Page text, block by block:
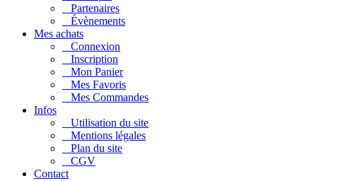
Partenaires
Évènements
Mes achats
Connexion
Inscription
Mon Panier
Mes Favoris
Mes Commandes
Infos
Utilisation du site
Mentions légales
Plan du site
CGV
Contact